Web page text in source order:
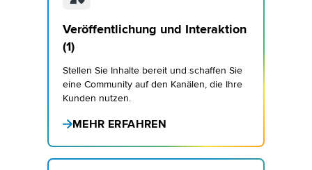
Veröffentlichung und Interaktion
(1)
Stellen Sie Inhalte bereit und schaffen Sie
eine Community auf den Kanälen, die Ihre
Kunden nutzen.
MEHR ERFAHREN